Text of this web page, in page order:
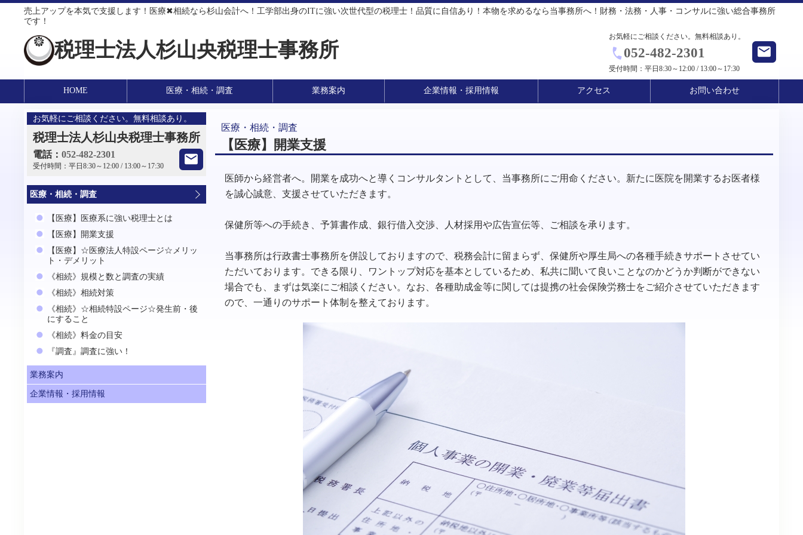
売上アップを本気で支援します！医療✖相続なら杉山会計へ！工学部出身のITに強い次世代型の税理士！品質に自信あり！本物を求めるなら当事務所へ！財務・法務・人事・コンサルに強い総合事務所
です！
税理士法人杉山央税理士事務所
お気軽にご相談ください。無料相談あり。
052-482-2301
受付時間： 平日8:30～12:00 / 13:00～17:30
HOME 医療・相続・調査 業務案内 企業情報・採用情報 アクセス お問い合わせ
医療・相続・調査
【医療】開業支援
医師から経営者へ。開業を成功へと導くコンサルタントとして、当事務所にご用命ください。新たに医院を開業するお医者様
を誠心誠意、支援させていただきます。
保健所等への手続き、予算書作成、銀行借入交渉、人材採用や広告宣伝等、ご相談を承ります。
当事務所は行政書士事務所を併設しておりますので、税務会計に留まらず、保健所や厚生局への各種手続きサポートさせてい
ただいております。できる限り、ワントップ対応を基本としているため、私共に聞いて良いことなのかどうか判断ができない
場合でも、まずは気楽にご相談ください。なお、各種助成金等に関しては提携の社会保険労務士をご紹介させていただきます
ので、一通りのサポート体制を整えております。
お気軽にご相談ください。無料相談あり。
税理士法人杉山央税理士事務所
電話： 052-482-2301
受付時間： 平日8:30～12:00 / 13:00～17:30
医療・相続・調査
【医療】医療系に強い税理士とは
【医療】開業支援
【医療】☆医療法人特設ページ☆メリッ
ト・デメリット
《相続》規模と数と調査の実績
《相続》相続対策
《相続》☆相続特設ページ☆発生前・後
にすること
《相続》料金の目安
『調査』調査に強い！
業務案内
企業情報・採用情報